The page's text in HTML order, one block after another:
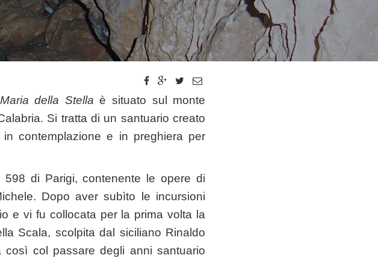
della Stella è situato sul monte
Si tratta di un santuario creato
contemplazione e in preghiera per
di Parigi, contenente le opere di
Dopo aver subìto le incursioni
e vi fu collocata per la prima volta la
Scala, scolpita dal siciliano Rinaldo
col passare degli anni santuario